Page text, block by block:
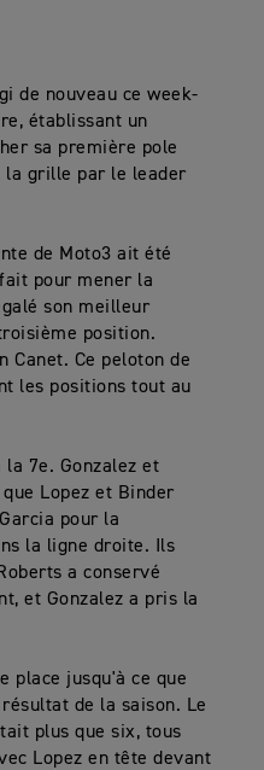
de nouveau ce week-
établissant un
sa première pole
la grille par le leader
de Moto3 ait été
pour mener la
son meilleur
position.
Canet. Ce peloton de
les positions tout au
7e. Gonzalez et
Lopez et Binder
pour la
la ligne droite. Ils
a conservé
et Gonzalez a pris la
place jusqu'à ce que
de la saison. Le
plus que six, tous
Lopez en tête devant